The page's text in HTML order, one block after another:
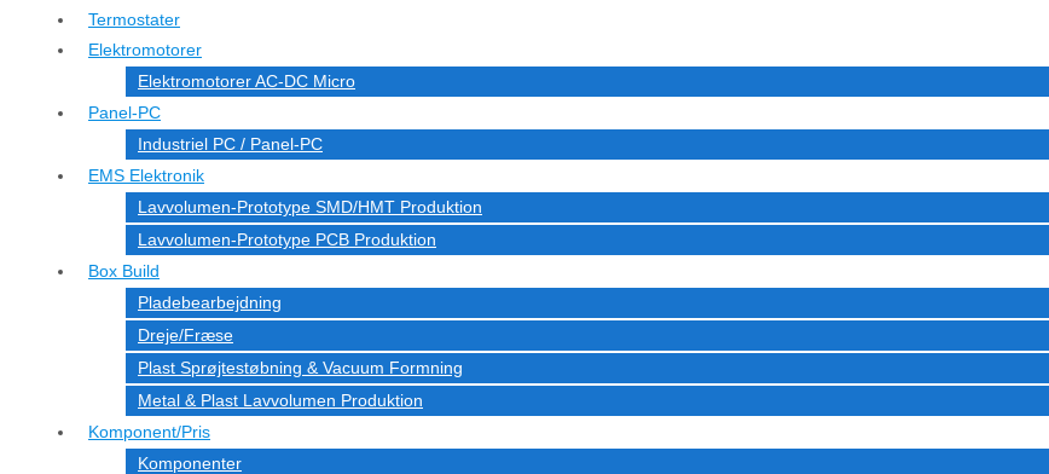
Termostater
Elektromotorer
Elektromotorer AC-DC Micro
Panel-PC
Industriel PC / Panel-PC
EMS Elektronik
Lavvolumen-Prototype SMD/HMT Produktion
Lavvolumen-Prototype PCB Produktion
Box Build
Pladebearbejdning
Dreje/Fræse
Plast Sprøjtestøbning & Vacuum Formning
Metal & Plast Lavvolumen Produktion
Komponent/Pris
Komponenter